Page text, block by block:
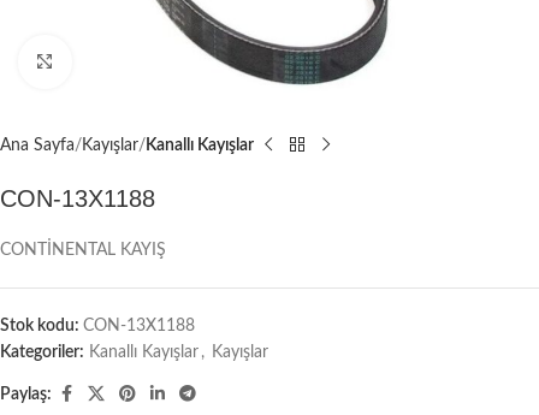
Büyütmek için tıklayın
Ana Sayfa Kayışlar Kanallı Kayışlar
CON-13X1188
CONTİNENTAL KAYIŞ
Stok kodu: CON-13X1188
Kategoriler: Kanallı Kayışlar , Kayışlar
Paylaş: